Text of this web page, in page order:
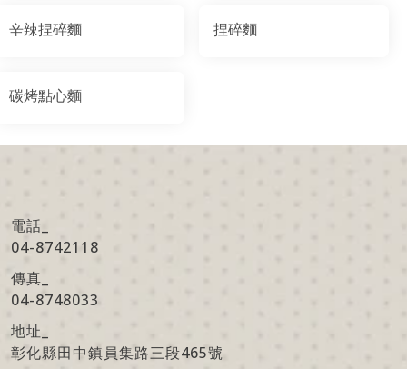
辛辣捏碎麵 捏碎麵
碳烤點心麵
電話_
04-8742118
傳真
04-8748033
地址
彰化縣田中鎮員集路三段465號